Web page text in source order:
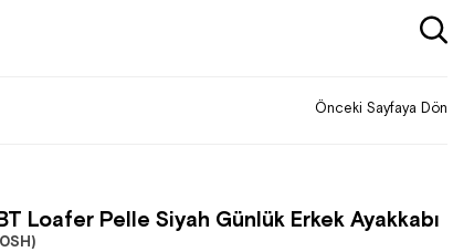
Önceki Sayfaya Dön
Loafer Pelle Siyah Günlük Erkek Ayakkabı